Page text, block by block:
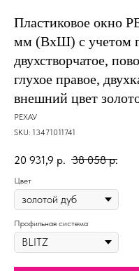
Пластиковое окно
мм (ВхШ) с учетом
двухстворчатое,
глухое правое,
внешний цвет
РЕХАУ
SKU: 13471011741
20 931,9 р. 38 058 р.
Цвет
Профильная система